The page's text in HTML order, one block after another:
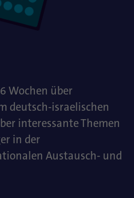
Wochen über
deutsch-israelischen
interessante Themen
in der
Austausch- und